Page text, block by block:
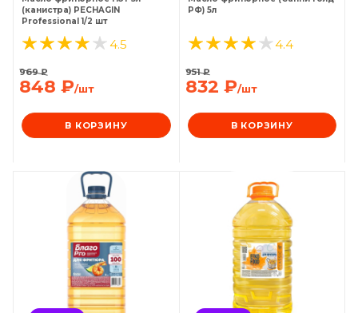
(канистра) PECHAGIN
Professional 1/2 шт
4.5
848 ₽/шт
969₽
В КОРЗИНУ
РФ) 5л
4.4
832 ₽/шт
951₽
В КОРЗИНУ